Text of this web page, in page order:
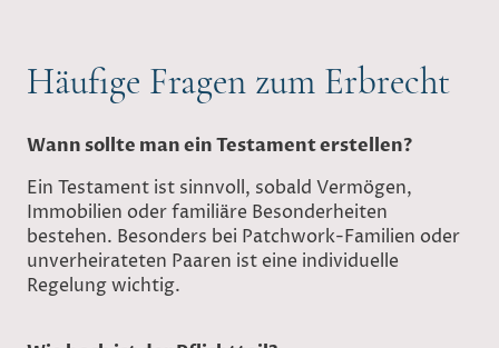
Häufige Fragen zum Erbrecht
Wann sollte man ein Testament erstellen?
Ein Testament ist sinnvoll, sobald Vermögen,
Immobilien oder familiäre Besonderheiten
bestehen. Besonders bei Patchwork-Familien oder
unverheirateten Paaren ist eine individuelle
Regelung wichtig.